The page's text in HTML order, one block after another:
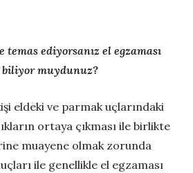
ediyorsanız el egzaması
muydunuz?
eldeki ve parmak uçlarındaki
ortaya çıkması ile birlikte
muayene olmak zorunda
ile genellikle el egzaması